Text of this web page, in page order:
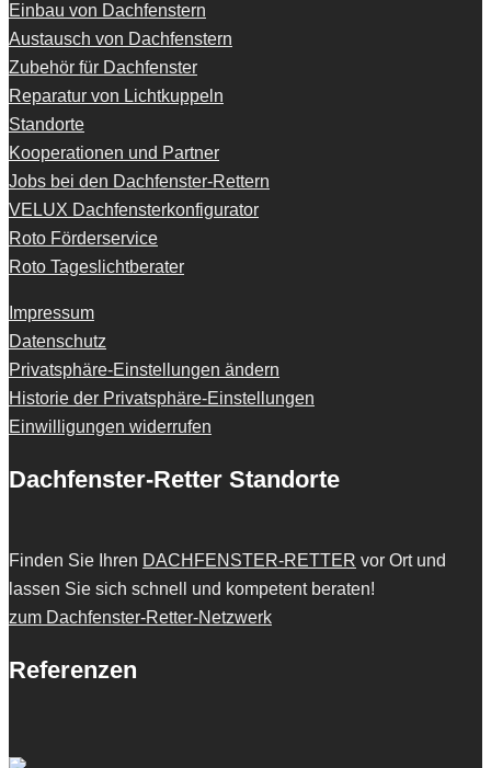
Einbau von Dachfenstern
Austausch von Dachfenstern
Zubehör für Dachfenster
Reparatur von Lichtkuppeln
Standorte
Kooperationen und Partner
Jobs bei den Dachfenster-Rettern
VELUX Dachfensterkonfigurator
Roto Förderservice
Roto Tageslichtberater
Impressum
Datenschutz
Privatsphäre-Einstellungen ändern
Historie der Privatsphäre-Einstellungen
Einwilligungen widerrufen
Dachfenster-Retter Standorte
Finden Sie Ihren DACHFENSTER-RETTER vor Ort und
lassen Sie sich schnell und kompetent beraten!
zum Dachfenster-Retter-Netzwerk
Referenzen